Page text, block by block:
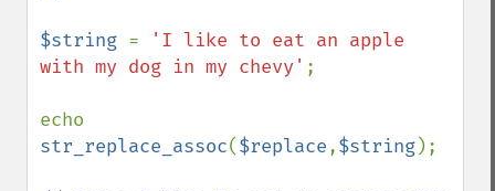
$string =
'I like to eat an apple
with my dog in my chevy' ;
str_replace_assoc($replace,$string);